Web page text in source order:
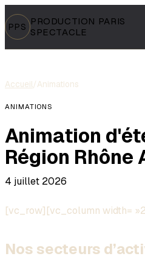
PPS PRODUCTION PARIS
SPECTACLE
Accueil/Animations
ANIMATIONS
Animation
Région Rhône
4 juillet 2026
[vc_row][vc_column width=
Nos secteurs